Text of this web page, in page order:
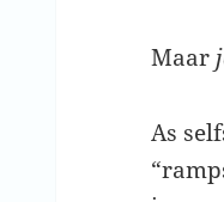
Maar
As